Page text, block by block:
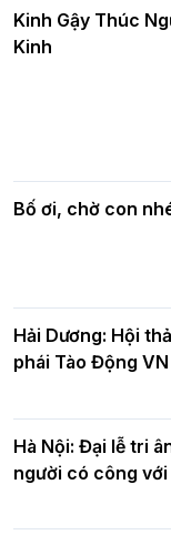
kính mừng Đại lễ
DL.2026
nhân mùa Phật
Kinh Gậy Thúc
Kinh
Bố ơi, chờ con
Hải Dương: Hội
phái Tào Động VN
Hà Nội: Đại lễ tri
người có công